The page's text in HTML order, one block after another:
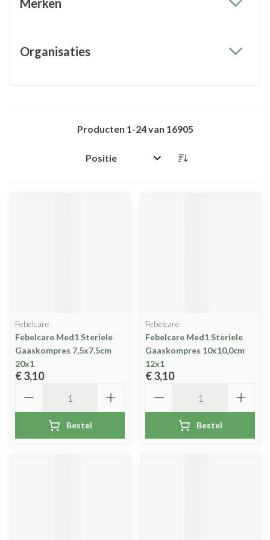
Merken
Organisaties
Producten 1-24van 16905
Sorteer op:
Febelcare
Febelcare Med1 Steriele
Gaaskompres 7,5x7,5cm
20x1
€ 3,10
Bestel
Febelcare
Febelcare Med1 Steriele
Gaaskompres 10x10,0cm
12x1
€ 3,10
Bestel